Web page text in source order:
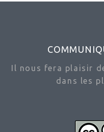
Il nous fera plaisir
dans les